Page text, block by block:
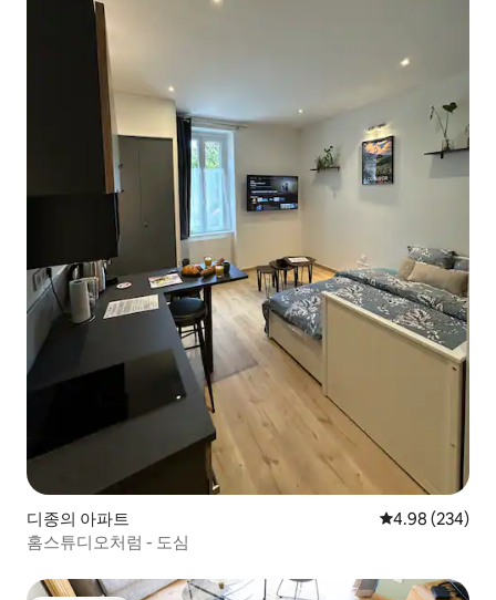
디종의 아파트 평점 4.98점(5
4.98 (234)
홈스튜디오처럼 - 도심